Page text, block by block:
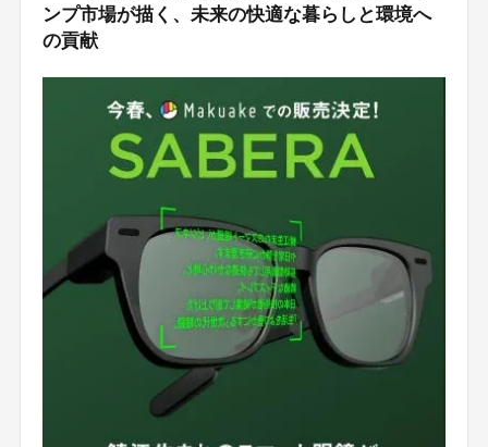
ンプ市場が描く、未来の快適な暮らしと環境へ
の貢献